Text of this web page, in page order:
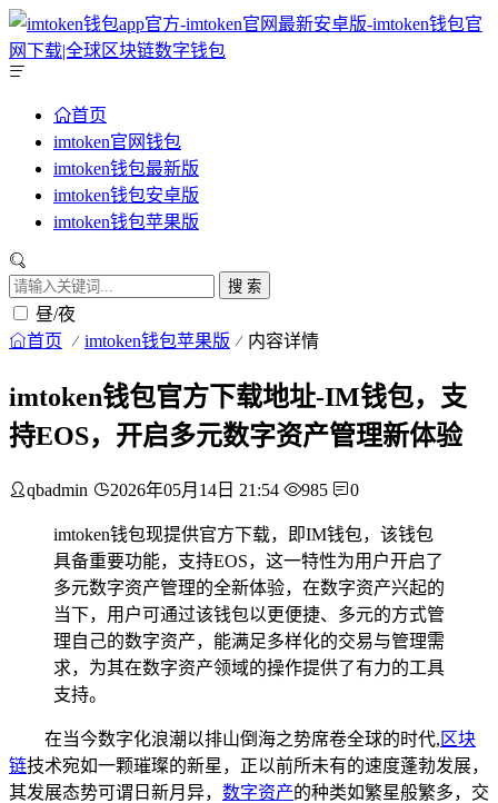
首页
imtoken官网钱包
imtoken钱包最新版
imtoken钱包安卓版
imtoken钱包苹果版
搜 索
昼/夜
首页 imtoken钱包苹果版 内容详情
imtoken钱包官方下载地址-IM钱包，支
持EOS，开启多元数字资产管理新体验
qbadmin 2026年05月14日 21:54 985 0
imtoken钱包现提供官方下载，即IM钱包，该钱包
具备重要功能，支持EOS，这一特性为用户开启了
多元数字资产管理的全新体验，在数字资产兴起的
当下，用户可通过该钱包以更便捷、多元的方式管
理自己的数字资产，能满足多样化的交易与管理需
求，为其在数字资产领域的操作提供了有力的工具
支持。
在当今数字化浪潮以排山倒海之势席卷全球的时代, 区块
链技术宛如一颗璀璨的新星，正以前所未有的速度蓬勃发展，
其发展态势可谓日新月异， 数字资产的种类如繁星般繁多，交